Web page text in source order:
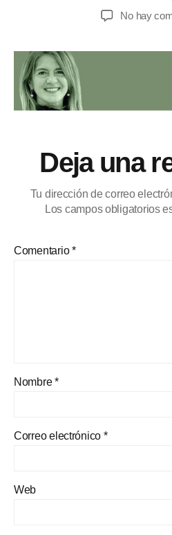
No hay
Deja una
Tu dirección de correo
Los campos obligatorios
Comentario*
Nombre*
Correo electrónico *
Web